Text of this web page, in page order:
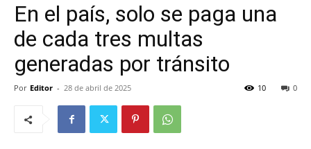
En el país, solo se paga una
de cada tres multas
generadas por tránsito
Por Editor - 28 de abril de 2025 0
10